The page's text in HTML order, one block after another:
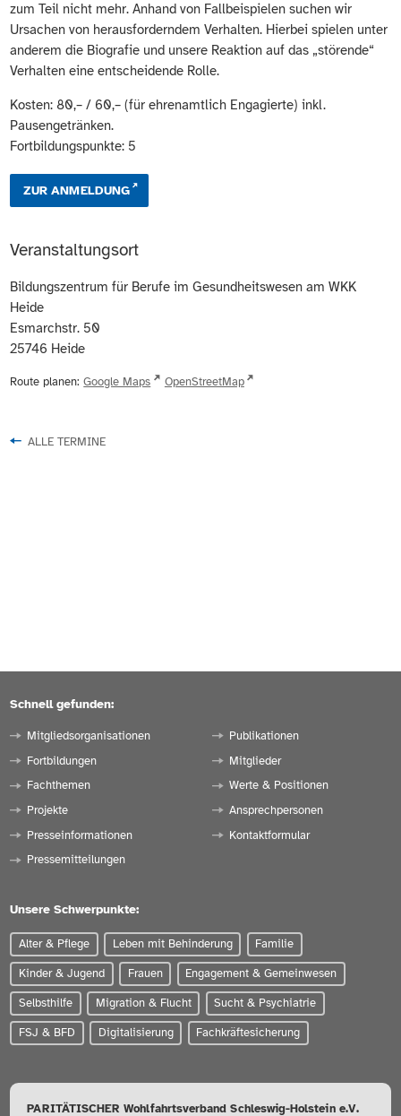
zum Teil nicht mehr. Anhand von Fallbeispielen suchen wir
Ursachen von herausforderndem Verhalten. Hierbei spielen unter
anderem die Biografie und unsere Reaktion auf das „störende“
Verhalten eine entscheidende Rolle.
Kosten: 80,– / 60,– (für ehrenamtlich Engagierte) inkl.
Pausengetränken.
Fortbildungspunkte: 5
ZUR ANMELDUNG
Veranstaltungsort
Bildungszentrum für Berufe im Gesundheitswesen am WKK
Heide
Esmarchstr. 50
25746 Heide
Route planen: Google Maps OpenStreetMap
ALLE TERMINE
Schnell gefunden:
Mitgliedsorganisationen
Fortbildungen
Fachthemen
Projekte
Presseinformationen
Pressemitteilungen
Publikationen
Mitglieder
Werte & Positionen
Ansprechpersonen
Kontaktformular
Unsere Schwerpunkte:
Alter & Pflege Leben mit Behinderung Familie
Kinder & Jugend Frauen Engagement & Gemeinwesen
Selbsthilfe Migration & Flucht Sucht & Psychiatrie
FSJ & BFD Digitalisierung Fachkräftesicherung
PARITÄTISCHER Wohlfahrtsverband Schleswig-Holstein e.V.